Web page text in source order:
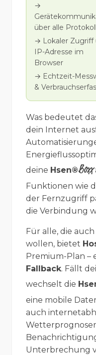
→
über alle
→ Lokaler Zugriff
IP-Adresse im
Browser
→ Echtzeit-
&
Was bedeutet
dein Internet
deine Hsen®Boxx
Funktionen wie
der Fernzugriff
die Verbindung
Für alle, die
wollen, bietet
Premium-Plan –
Fallback. Fällt
wechselt die
eine mobile
auch
Unterbrechung